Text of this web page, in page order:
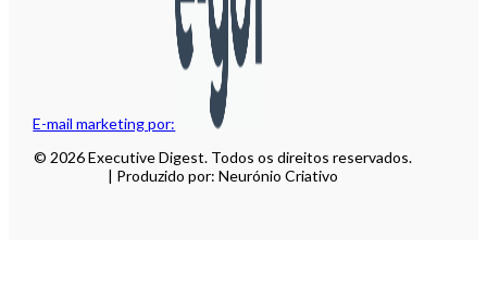
E-mail marketing por:
© 2026 Executive Digest. Todos os direitos reservados.
| Produzido por: Neurónio Criativo